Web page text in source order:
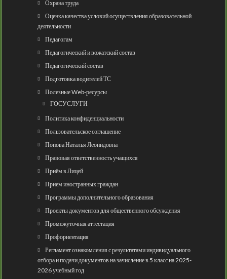
Охрана труда
Оценка качества условий осуществления образовательной
деятельности
Педагогам
Педагогический и вожатский состав
Педагогический состав
Подготовка водителей ТС
Полезные Web-ресурсы
ГОСУСЛУГИ
Политика конфиденциальности
Пользовательское соглашение
Попова Наталья Леонидовна
Правовая ответственность учащихся
Приём в Лицей
Прием иностранных граждан
Программы дополнительного образования
Проекты документов для общественного обсуждения
Промежуточная аттестация
Профориентация
Регламент ознакомления с результатами индивидуального
отбора и подачи документов на зачисление в 5 класс на 2025-
2026 учебный год